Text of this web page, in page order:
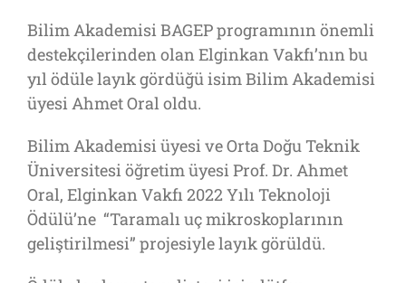
Bilim Akademisi BAGEP programının önemli
destekçilerinden olan Elginkan Vakfı’nın bu
yıl ödüle layık gördüğü isim Bilim Akademisi
üyesi Ahmet Oral oldu.
Bilim Akademisi üyesi ve Orta Doğu Teknik
Üniversitesi öğretim üyesi Prof. Dr. Ahmet
Oral, Elginkan Vakfı 2022 Yılı Teknoloji
Ödülü’ne “Taramalı uç mikroskoplarının
geliştirilmesi” projesiyle layık görüldü.